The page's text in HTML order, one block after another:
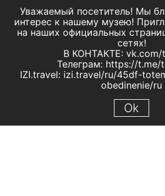
Уважаемый посетитель! Мы
интерес к нашему музею!
на наших официальных
сетях!
В КОНТАКТЕ: vk.com/
Телеграм: https://t.me/
IZI.travel: izi.travel/ru/45df-
obedinenie/ru
Ok